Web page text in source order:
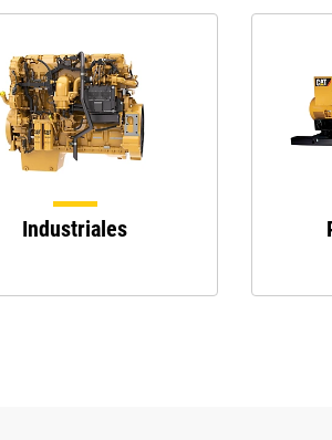
Industriales